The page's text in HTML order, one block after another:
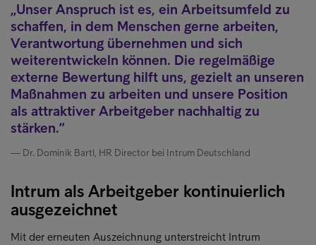
Unser Anspruch ist es, ein Arbeitsumfeld zu
schaffen, in dem Menschen gerne arbeiten,
Verantwortung übernehmen und sich
weiterentwickeln können. Die regelmäßige
externe Bewertung hilft uns, gezielt an unseren
Maßnahmen zu arbeiten und unsere Position
als attraktiver Arbeitgeber nachhaltig zu
stärken.
Dr. Dominik Bartl, HR Director bei Intrum Deutschland
Intrum als Arbeitgeber kontinuierlich
ausgezeichnet
Mit der erneuten Auszeichnung unterstreicht Intrum